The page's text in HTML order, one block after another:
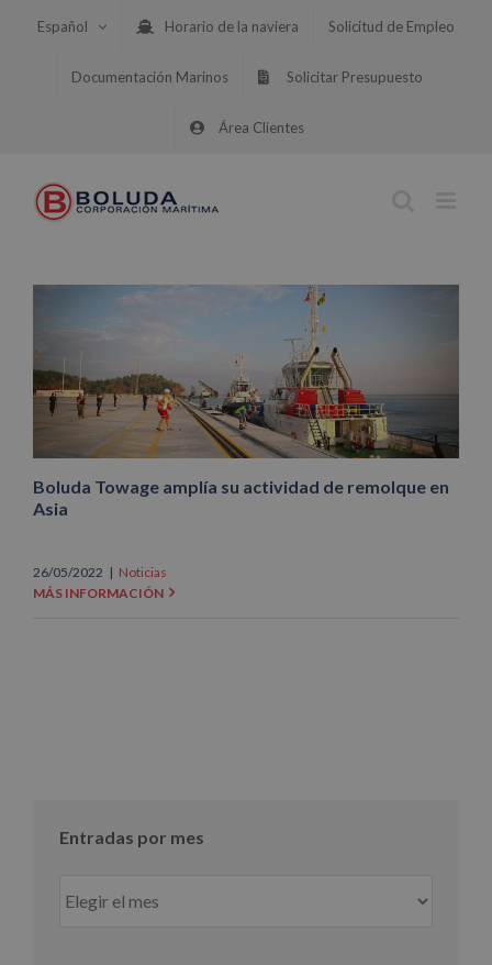
Español Horario de la naviera Solicitud de Empleo
Documentación Marinos Solicitar Presupuesto
Área Clientes
Boluda Towage amplía su actividad de remolque en
Asia
26/05/2022 | Noticias
MÁS INFORMACIÓN
Entradas por mes
por